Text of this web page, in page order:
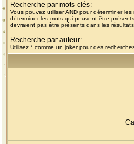
Recherche par mots-clés:
Vous pouvez utiliserAND pour déterminer
déterminer les mots qui peuvent être
devraient pas être présents dans les
Recherche par auteur:
Utilisez * comme un joker pour des